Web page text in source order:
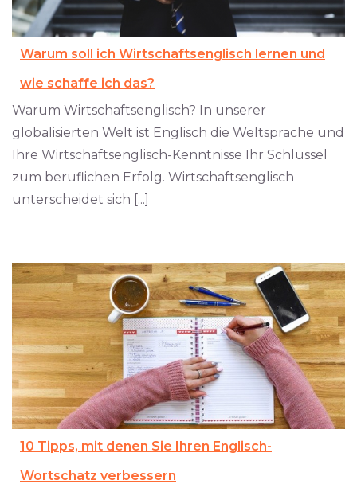
Warum soll ich Wirtschaftsenglisch lernen und
wie schaffe ich das?
Warum Wirtschaftsenglisch? In unserer
globalisierten Welt ist Englisch die Weltsprache und
Ihre Wirtschaftsenglisch-Kenntnisse Ihr Schlüssel
zum beruflichen Erfolg. Wirtschaftsenglisch
unterscheidet sich [...]
10 Tipps, mit denen Sie Ihren Englisch-
Wortschatz verbessern